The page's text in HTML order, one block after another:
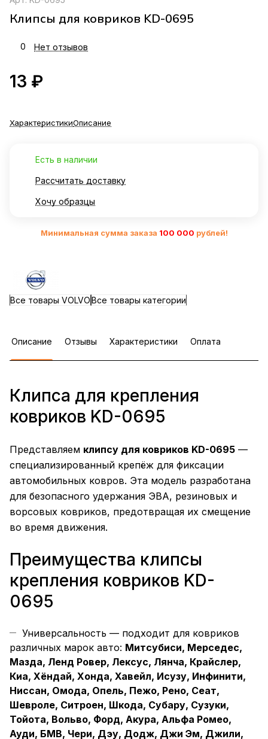
Клипсы для ковриков KD-0695
0 Нет отзывов
13 ₽
ХарактеристикиОписание
Есть в наличии
Рассчитать доставку
Хочу образцы
Минимальная сумма заказа 100 000 рублей!
Все товары VOLVOВсе товары категории
Описание Отзывы Характеристики Оплата
Клипса для крепления
ковриков KD-0695
Представляем клипсу для ковриков KD-0695 —
специализированный крепёж для фиксации
автомобильных ковров. Эта модель разработана
для безопасного удержания ЭВА, резиновых и
ворсовых ковриков, предотвращая их смещение
во время движения.
Преимущества клипсы
крепления ковриков KD-
0695
Универсальность — подходит для ковриков
различных марок авто: Митсубиси, Мерседес,
Мазда, Ленд Ровер, Лексус, Лянча, Крайслер,
Киа, Хёндай, Хонда, Хавейл, Исузу, Инфинити,
Ниссан, Омода, Опель, Пежо, Рено, Сеат,
Шевроле, Ситроен, Шкода, Субару, Сузуки,
Тойота, Вольво, Форд, Акура, Альфа Ромео,
Ауди, БМВ, Чери, Дэу, Додж, Джи Эм, Джили,